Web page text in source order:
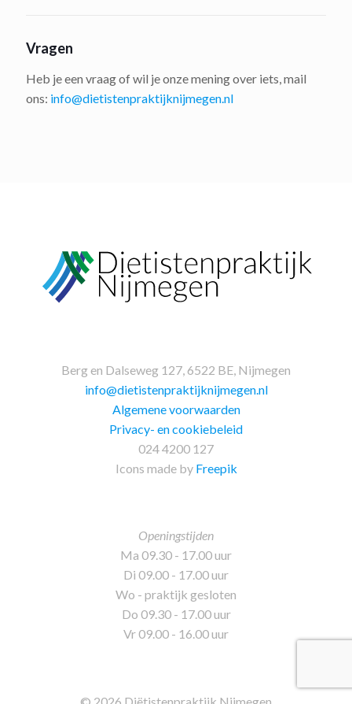
Vragen
Heb je een vraag of wil je onze mening over iets, mail
ons: info@dietistenpraktijknijmegen.nl
Berg en Dalseweg 127, 6522 BE, Nijmegen
info@dietistenpraktijknijmegen.nl
Algemene voorwaarden
Privacy- en cookiebeleid
024 4200 127
Icons made by Freepik
Openingstijden
Ma 09.30 - 17.00 uur
Di 09.00 - 17.00 uur
Wo - praktijk gesloten
Do 09.30 - 17.00 uur
Vr 09.00 - 16.00 uur